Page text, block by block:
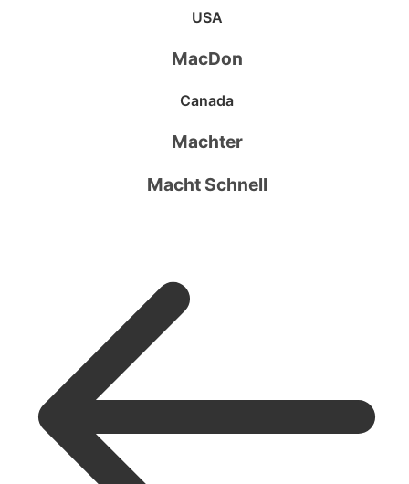
USA
MacDon
Canada
Machter
Macht Schnell